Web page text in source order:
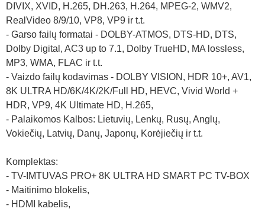
DIVIX, XVID, H.265, DH.263, H.264, MPEG-2, WMV2,
RealVideo 8/9/10, VP8, VP9 ir t.t.
- Garso failų formatai - DOLBY-ATMOS, DTS-HD, DTS,
Dolby Digital, AC3 up to 7.1, Dolby TrueHD, MA lossless,
MP3, WMA, FLAC ir t.t.
- Vaizdo failų kodavimas - DOLBY VISION, HDR 10+, AV1,
8K ULTRA HD/6K/4K/2K/Full HD, HEVC, Vivid World +
HDR, VP9, 4K Ultimate HD, H.265,
- Palaikomos Kalbos: Lietuvių, Lenkų, Rusų, Anglų,
Vokiečių, Latvių, Danų, Japonų, Korėjiečių ir t.t.
Komplektas:
- TV-IMTUVAS PRO+ 8K ULTRA HD SMART PC TV-BOX
- Maitinimo blokelis,
- HDMI kabelis,